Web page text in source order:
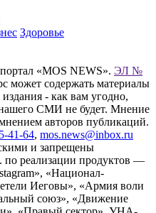
Здоровье
«MOS NEWS». ЭЛ №
может содержать материалы
- как вам угодно,
СМИ не будет. Мнение
авторов публикаций.
41-64, mos.news@inbox.ru
и запрещены
по реализации продуктов —
«Национал-
Иеговы», «Армия воли
союз», «Движение